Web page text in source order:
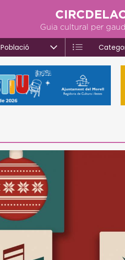
Guia cultural per
Població